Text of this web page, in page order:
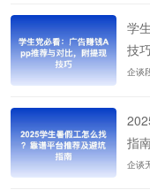
学
技巧
企谈
指
企谈